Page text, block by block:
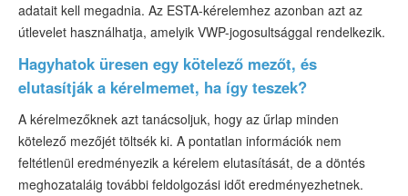
adatait kell megadnia. Az ESTA-kérelemhez azonban azt az
útlevelet használhatja, amelyik VWP-jogosultsággal rendelkezik.
Hagyhatok üresen egy kötelező mezőt, és
elutasítják a kérelmemet, ha így teszek?
A kérelmezőknek azt tanácsoljuk, hogy az űrlap minden
kötelező mezőjét töltsék ki. A pontatlan információk nem
feltétlenül eredményezik a kérelem elutasítását, de a döntés
meghozataláig további feldolgozási időt eredményezhetnek.